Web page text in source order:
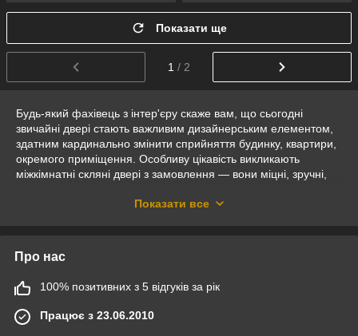
Показати ще
1 / 2
Будь-який фахівець з інтер'єру скаже вам, що сьогодні
звичайні двері стають важливим дизайнерським елементом,
здатним кардинально змінити сприйняття будинку, квартири,
окремого приміщення. Особливу цікавість викликають
міжкімнатні скляні двері з замовлення — вони міцні, зручні,
нашої виробничої компанії пропонує відвідувачам
оригінальні вхідні та міжкімнатні скляні двері під замовлення
в приватний будинок, котедж, квартиру, офіс, навіть у сауну.
Відкривні та маятникові міжкімнатні
Показати все
Про нас
100% позитивних з 5 відгуків за рік
Працює з 23.06.2010